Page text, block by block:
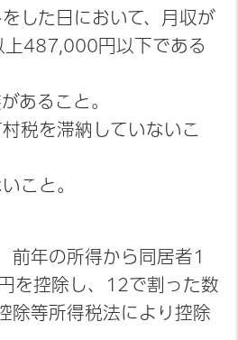
した日において、月収が
487,000円以下である
あること。
税を滞納していないこ
こと。
前年の所得から同居者1
を控除し、12で割った数
除等所得税法により控除